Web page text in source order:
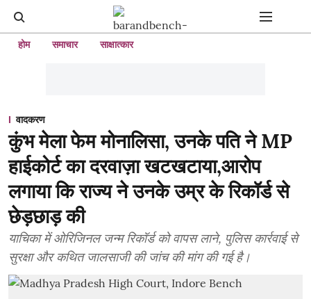
होम समाचार साक्षात्कार
वादकरण
कुंभ मेला फेम मोनालिसा, उनके पति ने MP
हाईकोर्ट का दरवाज़ा खटखटाया,आरोप
लगाया कि राज्य ने उनके उम्र के रिकॉर्ड से
छेड़छाड़ की
याचिका में ओरिजिनल जन्म रिकॉर्ड को वापस लाने, पुलिस कार्रवाई से
सुरक्षा और कथित जालसाजी की जांच की मांग की गई है।